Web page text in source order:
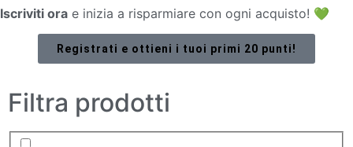
Iscriviti ora e inizia a risparmiare con ogni acquisto! 💚
Registrati e ottieni i tuoi primi 20 punti!
Filtra prodotti